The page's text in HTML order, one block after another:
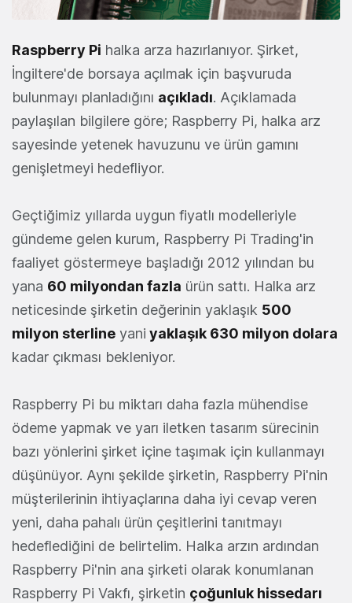
Raspberry Pi halka arza hazırlanıyor. Şirket,
İngiltere'de borsaya açılmak için başvuruda
bulunmayı planladığını açıkladı. Açıklamada
paylaşılan bilgilere göre; Raspberry Pi, halka arz
sayesinde yetenek havuzunu ve ürün gamını
genişletmeyi hedefliyor.
Geçtiğimiz yıllarda uygun fiyatlı modelleriyle
gündeme gelen kurum, Raspberry Pi Trading'in
faaliyet göstermeye başladığı 2012 yılından bu
yana 60 milyondan fazla ürün sattı. Halka arz
neticesinde şirketin değerinin yaklaşık 500
milyon sterline yani yaklaşık 630 milyon dolara
kadar çıkması bekleniyor.
Raspberry Pi bu miktarı daha fazla mühendise
ödeme yapmak ve yarı iletken tasarım sürecinin
bazı yönlerini şirket içine taşımak için kullanmayı
düşünüyor. Aynı şekilde şirketin, Raspberry Pi'nin
müşterilerinin ihtiyaçlarına daha iyi cevap veren
yeni, daha pahalı ürün çeşitlerini tanıtmayı
hedeflediğini de belirtelim. Halka arzın ardından
Raspberry Pi'nin ana şirketi olarak konumlanan
Raspberry Pi Vakfı, şirketin çoğunluk hissedarı